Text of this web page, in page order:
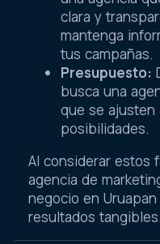
clara y
mantenga
tus campañas.
Presupuesto:
busca una
que se
posibilidades.
Al considerar estos
agencia de
negocio en
resultados tangibles.